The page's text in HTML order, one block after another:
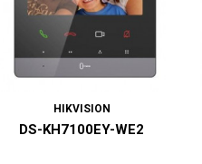
HIKVISION
DS-KH7100EY-WE2